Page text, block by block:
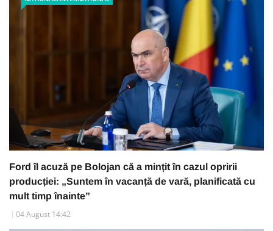
Ford îl acuză pe Bolojan că a mințit în cazul opririi
producției: „Suntem în vacanță de vară, planificată cu
mult timp înainte”
04 August 14:42